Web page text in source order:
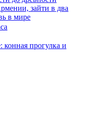
зайти в два
в мире